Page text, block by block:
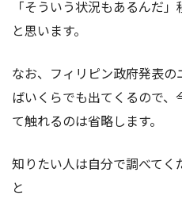
「そういう状況もあるんだ
と思います。
なお、フィリピン政府発表
ばいくらでも出てくるので
て触れるのは省略します。
知りたい人は自分で調べて
と